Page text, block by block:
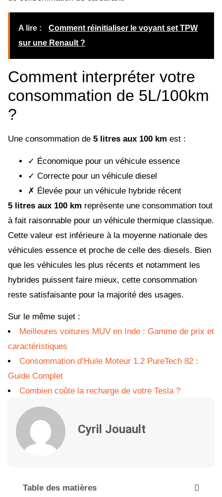
A lire :
Comment réinitialiser le voyant set TPW
sur une Renault ?
Comment interpréter votre
consommation de 5L/100km
?
Une consommation de 5 litres aux 100 km est :
✓ Économique pour un véhicule essence
✓ Correcte pour un véhicule diesel
✗ Élevée pour un véhicule hybride récent
5 litres aux 100 km représente une consommation tout
à fait raisonnable pour un véhicule thermique classique.
Cette valeur est inférieure à la moyenne nationale des
véhicules essence et proche de celle des diesels. Bien
que les véhicules les plus récents et notamment les
hybrides puissent faire mieux, cette consommation
reste satisfaisante pour la majorité des usages.
Sur le même sujet :
Meilleures voitures MUV en Inde : Gamme de prix et
caractéristiques
Consommation d’Huile Moteur 1.2 PureTech 82 :
Guide Complet
Combien coûte la recharge de votre Tesla ?
Cyril Jouault
Table des matières